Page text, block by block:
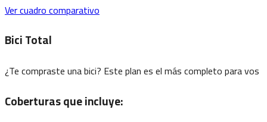
Ver cuadro comparativo
Bici Total
¿Te compraste una bici? Este plan es el más completo para vos
Coberturas que incluye: